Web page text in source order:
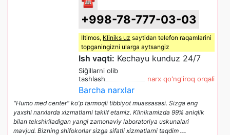
+998-78-777-03-03
Iltimos, Kliniks uz saytidan telefon raqamlarini
topganingizni ularga aytsangiz
Ish vaqti: Kechayu kunduz 24/7
Siğillarni olib
tashlash
narx qo'ng'iroq orqali
Barcha narxlar
"Humo med center" ko'p tarmoqli tibbiyot muassasasi. Sizga eng
yaxshi narxlarda xizmatlarni taklif etamiz. Klinikamizda 99% aniqlik
bilan tekshiriladigan yangi zamonaviy laboratoriya uskunalari
mavjud. Bizning shifokorlar sizga sifatli xizmatlarni taqdim ...